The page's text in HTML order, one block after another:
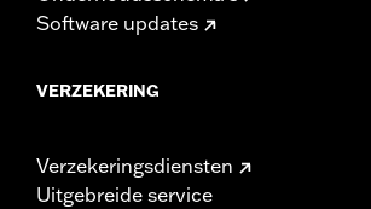
Software updates
VERZEKERING
Verzekeringsdiensten
Uitgebreide service